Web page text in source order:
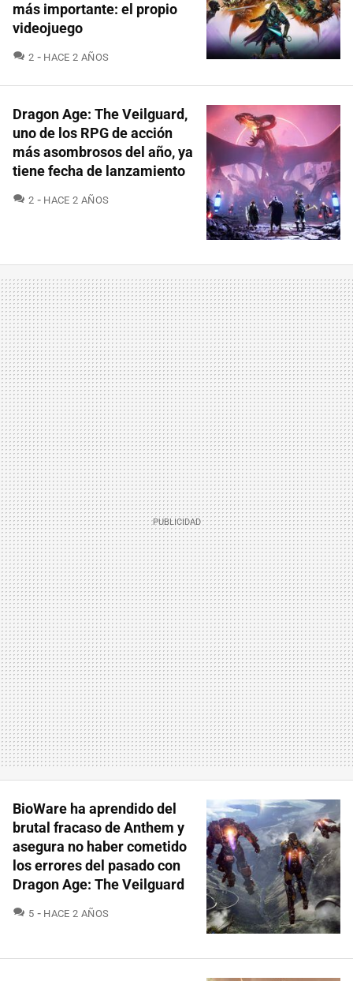
más importante: el propio
videojuego
2 COMENTARIOS
HACE 2 AÑOS
Dragon Age: The Veilguard,
uno de los RPG de acción
más asombrosos del año, ya
tiene fecha de lanzamiento
2 COMENTARIOS
HACE 2 AÑOS
BioWare ha aprendido del
brutal fracaso de Anthem y
asegura no haber cometido
los errores del pasado con
Dragon Age: The Veilguard
5 COMENTARIOS
HACE 2 AÑOS